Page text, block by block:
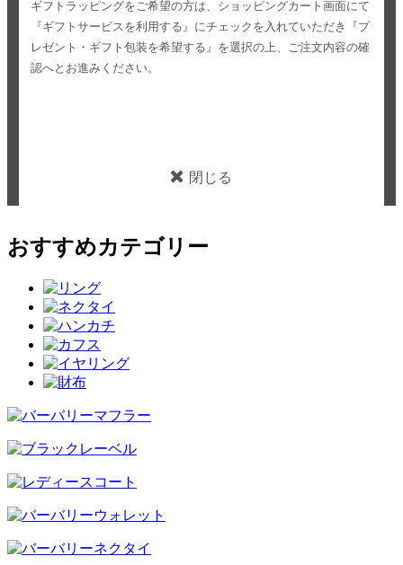
ギフトラッピングをご希望の方は、ショッピングカート画面にて
『ギフトサービスを利用する』にチェックを入れていただき
『プ
レゼント・ギフト包装を希望する』を選択の上、ご注文内容の確
認へとお進みください。
閉じる
おすすめカテゴリー